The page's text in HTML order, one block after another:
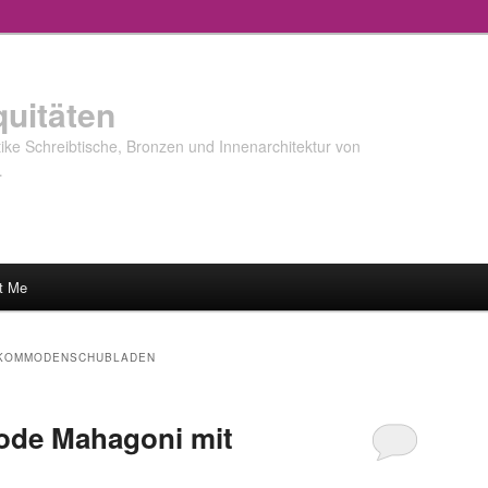
Schreibtische, Bronzen und Innenarchitektur von
Me
Mahagoni mit